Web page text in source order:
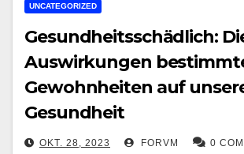
UNCATEGORIZED
Gesundheitsschädlich:
Auswirkungen
Gewohnheiten auf
Gesundheit
OKT. 28, 2023 FORVM 0